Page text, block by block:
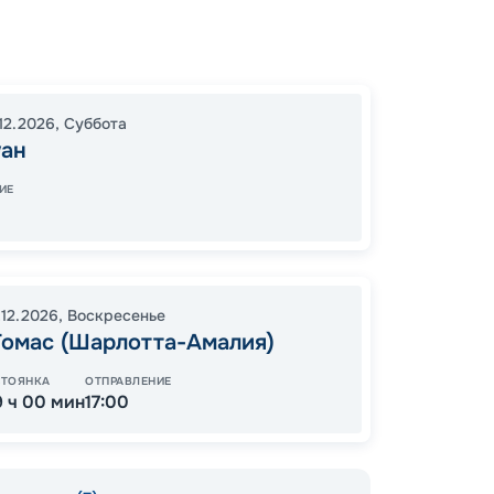
, Суббота
, Воскресенье
(Шарлотта-Амалия)
ч 00 мин
ОТПРАВЛЕНИЕ
17:00